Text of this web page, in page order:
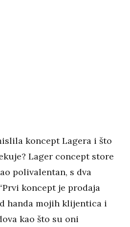
koncept Lagera i što
Lager concept store
polivalentan, s dva
koncept je prodaja
handa mojih klijentica i
kao što su oni